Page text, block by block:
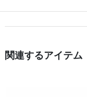
関連するアイテム